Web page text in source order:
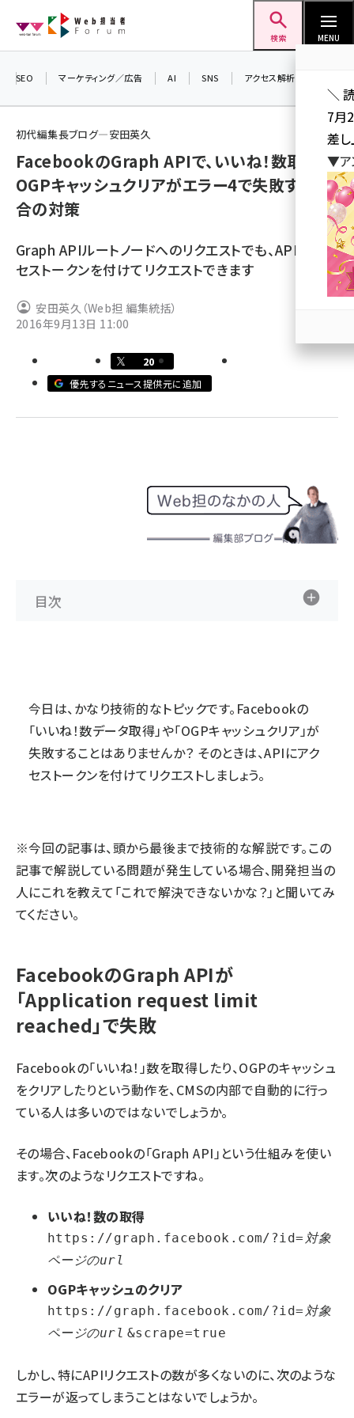
ン
検索 MENU
seo (3519)
ai (2801)
note (2310)
z世代 (1620)
meo (1274)
llmo (1160)
SEO マーケティング／広告 AI SNS アクセス解析／データ分析
初代編集長ブログ―安田英久
FacebookのGraph APIで、いいね！数取得や
OGPキャッシュクリアがエラー4で失敗する場
合の対策
Graph APIルートノードへのリクエストでも、APIにアク
セストークンを付けてリクエストできます
安田英久（Web担 編集統括）
2016年9月13日 11:00
20
優先するニュース提供元に追加
目次
今日は、かなり技術的なトピックです。Facebookの
「いいね！数データ取得」や「OGPキャッシュクリア」が
失敗することはありませんか？ そのときは、APIにアク
セストークンを付けてリクエストしましょう。
※今回の記事は、頭から最後まで技術的な解説です。この
記事で解説している問題が発生している場合、開発担当の
人にこれを教えて「これで解決できないかな？」と聞いてみ
てください。
FacebookのGraph APIが
「Application request limit
reached」で失敗
Facebookの「いいね！」数を取得したり、OGPのキャッシュ
をクリアしたりという動作を、CMSの内部で自動的に行っ
ている人は多いのではないでしょうか。
その場合、Facebookの「Graph API」という仕組みを使い
ます。次のようなリクエストですね。
いいね！数の取得
https://graph.facebook.com/?id= 対象
ページのurl
OGPキャッシュのクリア
https://graph.facebook.com/?id= 対象
ページのurl &scrape=true
しかし、特にAPIリクエストの数が多くないのに、次のような
エラーが返ってしまうことはないでしょうか。
＼
7月
差し
▼ア